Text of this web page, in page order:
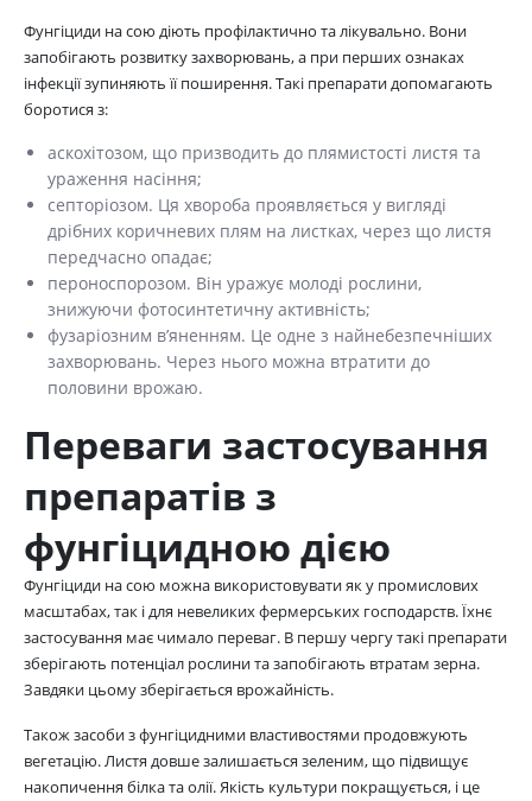
Фунгіциди на сою діють профілактично та лікувально. Вони
запобігають розвитку захворювань, а при перших ознаках
інфекції зупиняють її поширення. Такі препарати допомагають
боротися з:
аскохітозом, що призводить до плямистості листя та
ураження насіння;
септоріозом. Ця хвороба проявляється у вигляді
дрібних коричневих плям на листках, через що листя
передчасно опадає;
пероноспорозом. Він уражує молоді рослини,
знижуючи фотосинтетичну активність;
фузаріозним в’яненням. Це одне з найнебезпечніших
захворювань. Через нього можна втратити до
половини врожаю.
Переваги застосування
препаратів з
фунгіцидною дією
Фунгіциди на сою можна використовувати як у промислових
масштабах, так і для невеликих фермерських господарств. Їхнє
застосування має чимало переваг. В першу чергу такі препарати
зберігають потенціал рослини та запобігають втратам зерна.
Завдяки цьому зберігається врожайність.
Також засоби з фунгіцидними властивостями продовжують
вегетацію. Листя довше залишається зеленим, що підвищує
накопичення білка та олії. Якість культури покращується, і це